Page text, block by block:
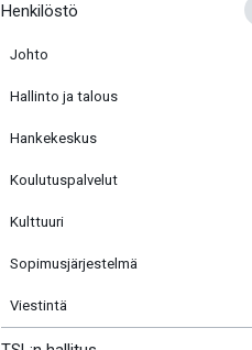
Henkilöstö
Johto
Hallinto ja talous
Hankekeskus
Koulutuspalvelut
Kulttuuri
Sopimusjärjestelmä
Viestintä